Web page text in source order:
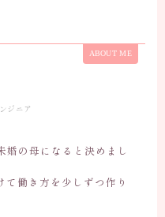
ABOUT ME
ジニア
の母になると決めまし
働き方を少しずつ作り